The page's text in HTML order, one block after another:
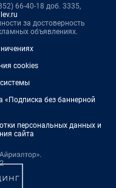
66-40-18 доб. 3335,
за достоверность
объявлениях.
cookies
«Подписка без баннерной
персональных данных и
сайта